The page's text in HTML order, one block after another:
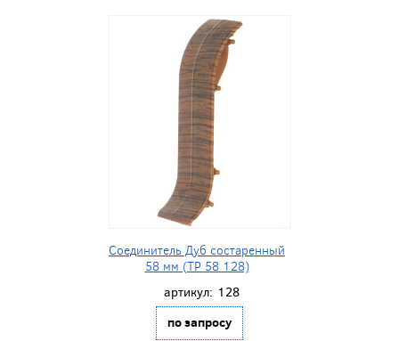
Соединитель Дуб состаренный
58 мм (ТР 58 128)
артикул: 128
по запросу